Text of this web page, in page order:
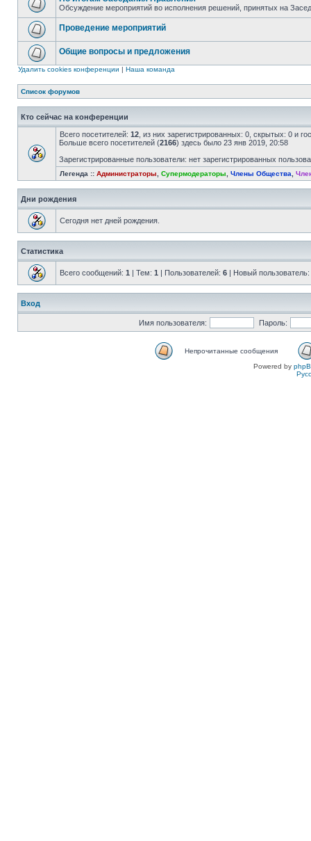
Обсуждение мероприятий во исполнения решений, принятых на
Проведение мероприятий
Общие вопросы и предложения
Удалить cookies конференции | Наша команда
Список форумов
Кто сейчас на конференции
Всего посетителей: 12 , из них зарегистрированных: 0, скрытых: 0 и
Больше всего посетителей (2166) здесь было 23 янв 2019, 20:58
Зарегистрированные пользователи: нет зарегистрированных
Легенда :: Администраторы Супермодераторы Члены Общества
Дни рождения
Сегодня нет дней рождения.
Статистика
Всего сообщений: 1 | Тем: 1 | Пользователей: 6 | Новый пользователь:
Вход
Имя пользователя: Пароль:
Непрочитанные сообщения
Powered by